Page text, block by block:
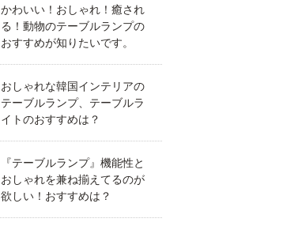
かわいい！おしゃれ！癒され
る！動物のテーブルランプの
おすすめが知りたいです。
おしゃれな韓国インテリアの
テーブルランプ、テーブルラ
イトのおすすめは？
『テーブルランプ』機能性と
おしゃれを兼ね揃えてるのが
欲しい！おすすめは？